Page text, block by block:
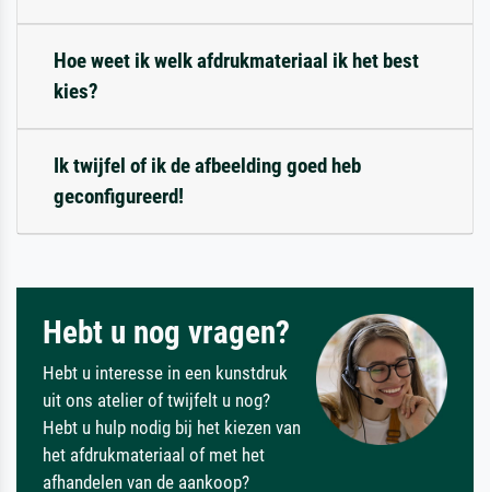
Hoe weet ik welk afdrukmateriaal ik het best
kies?
Ik twijfel of ik de afbeelding goed heb
geconfigureerd!
Hebt u nog vragen?
Hebt u interesse in een kunstdruk
uit ons atelier of twijfelt u nog?
Hebt u hulp nodig bij het kiezen van
het afdrukmateriaal of met het
afhandelen van de aankoop?